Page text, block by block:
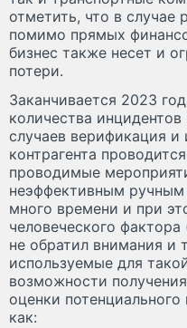
отметить, что в случае
помимо прямых
бизнес также несет и
потери.
Заканчивается 2023
количества
случаев верификация и
контрагента
проводимые
неэффективным
много времени и при
человеческого
не обратил внимания и
используемые для
возможности
оценки
как: